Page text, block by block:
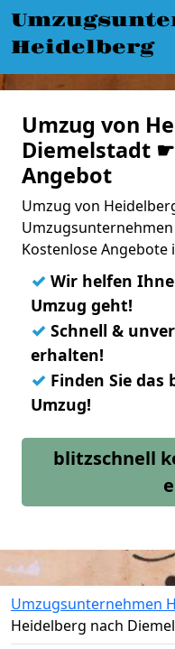
Heidelberg
Umzug von
Diemelstadt ☛
Angebot
Umzug von
Kostenlose Angebote
✓ Wir helfen
Umzug geht!
✓ Schnell &
erhalten!
✓ Finden Sie
Umzug!
blitzschnell
Umzugsunternehmen
Heidelberg nach